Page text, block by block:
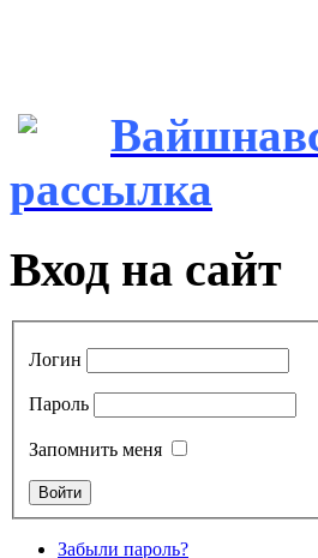
рассылка
Вход на сайт
Логин
Пароль
Запомнить меня
Забыли пароль?